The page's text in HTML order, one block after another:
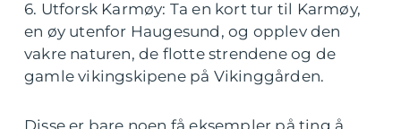
6. Utforsk Karmøy: Ta en kort tur til Karmøy,
en øy utenfor Haugesund, og opplev den
vakre naturen, de flotte strendene og de
gamle vikingskipene på Vikinggården.
Disse er bare noen få eksempler på ting å